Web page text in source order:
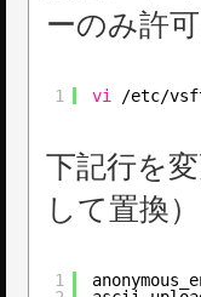
ーのみ許可
1 vi /etc/
下記行を
して置換）
1